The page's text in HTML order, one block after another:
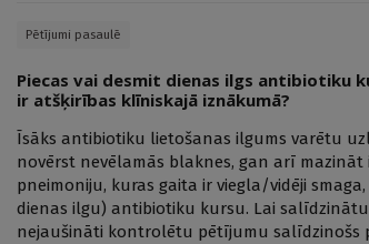
Pētījumi pasaulē
Piecas vai desmit dienas ilgs antibiotiku
ir atšķirības klīniskajā iznākumā?
Īsāks antibiotiku lietošanas ilgums varētu
novērst nevēlamās blaknes, gan arī
pneimoniju, kuras gaita ir viegla/vidēji
dienas ilgu) antibiotiku kursu. Lai
nejaušināti kontrolētu pētījumu salīdzinošs